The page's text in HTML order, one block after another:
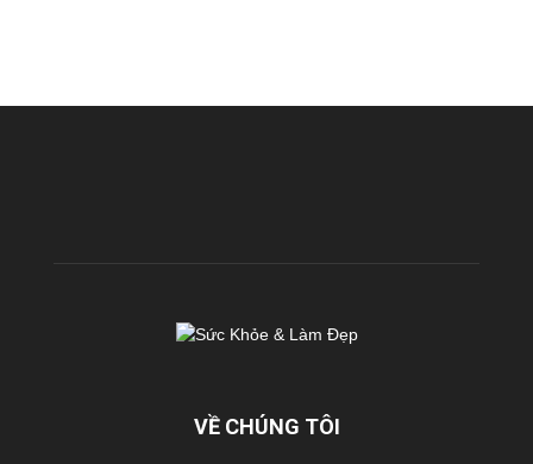
VỀ CHÚNG TÔI